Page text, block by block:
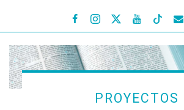
  
PROYECTOS